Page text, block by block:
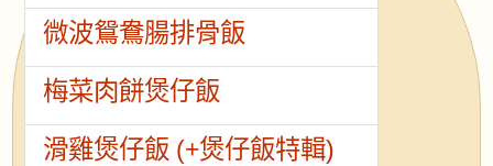
微波鴛鴦腸排骨飯
梅菜肉餅煲仔飯
滑雞煲仔飯 (+煲仔飯特輯)